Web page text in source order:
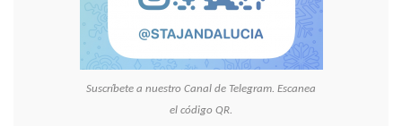
Suscríbete a nuestro Canal de Telegram. Escanea
el código QR.